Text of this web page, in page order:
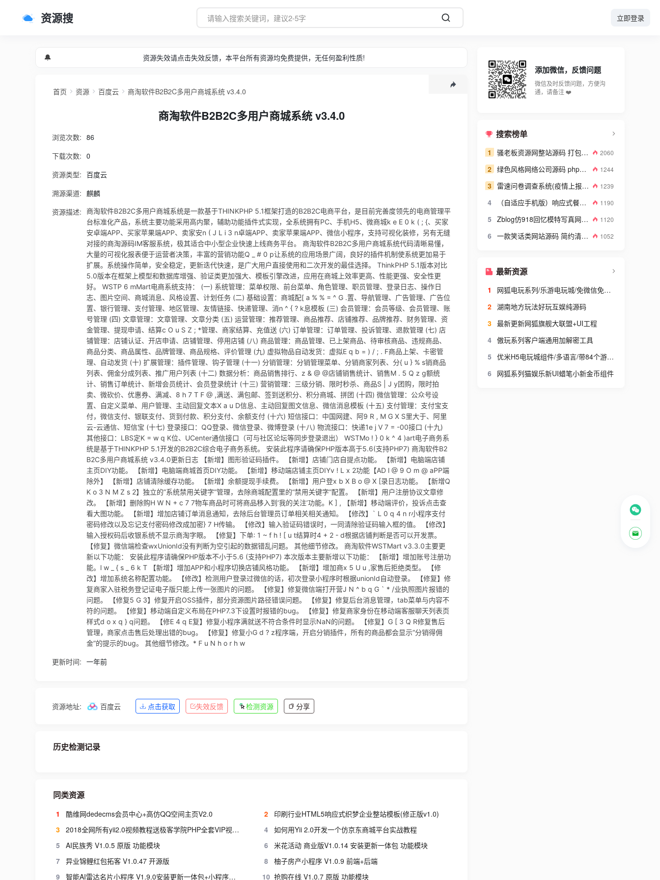
资源搜 立即登录
🔔 资源失效请点击失效反馈，本平台所有资源均免费提供，无任何盈利性质!
首页 资源 百度云 商淘软件B2B2C多用户商城系统 v3.4.0
商淘软件B2B2C多用户商城系统 v3.4.0
浏览次数: 86
下载次数: 0
资源类型: 百度云
溯源渠道: 麒麟
资源描述:
商淘软件B2B2C多用户商城系统是一款基于THINKPHP 5.1框架打造的B2B2C电商平台，是目前完善度领先的电商管理平
台标准化产品，系统主要功能采用高内聚，辅助功能插件式实现，全系统拥有PC、手机H5、微商城k e E 0 k ( ; {、买家
安卓端APP、买家苹果端APP、卖家安n ( J L i 3 n卓端APP、卖家苹果端APP、微信小程序，支持可视化装修，另有无缝
对接的商淘源码IM客服系统，极其适合中小型企业快速上线商务平台。 商淘软件B2B2C多用户商城系统代码清晰易懂，
大量的可视化报表便于运营者决策，丰富的营销功能Q _ # 0 p让系统的应用场景广阔，良好的插件机制使系统更加易于
扩展。系统操作简单，安全稳定，更新迭代快速，是广大用户直接使用和二次开发的最佳选择。 ThinkPHP 5.1版本对比
5.0版本在框架上模型和数据库增强、验证类更加强大、模板引擎改进，应用在商城上效率更高、性能更强、安全性更
好。 WSTP 6 mMart电商系统支持： (一) 系统管理：菜单权限、前台菜单、角色管理、职员管理、登录日志、操作日
志、图片空间、商城消息、风格设置、计划任务 (二) 基础设置：商城配[ a % % = ^ G .置、导航管理、广告管理、广告位
置、银行管理、支付管理、地区管理、友情链接、快递管理、消n ^ { ? k息模板 (三) 会员管理：会员等级、会员管理、账
号管理 (四) 文章管理：文章管理、文章分类 (五) 运营管理：推荐管理、商品推荐、店铺推荐、品牌推荐、财务管理、资
金管理、提现申请、结算c O u S Z ; *管理、商家结算、充值送 (六) 订单管理：订单管理、投诉管理、退款管理 (七) 店
铺管理：店铺认证、开店申请、店铺管理、停用店铺 (八) 商品管理：商品管理、已上架商品、待审核商品、违规商品、
商品分类、商品属性、品牌管理、商品规格、评价管理 (九) 虚拟物品自动发货：虚拟E q b = ) / ; . F商品上架、卡密管
理、自动发货 (十) 扩展管理：插件管理、钩子管理 (十一) 分销管理：分销管理菜单、分销商家列表、分{ u } % s销商品
列表、佣金分成列表、推广用户列表 (十二) 数据分析：商品销售排行、z & @ @店铺销售统计、销售M . 5 Q z g额统
计、销售订单统计、新增会员统计、会员登录统计 (十三) 营销管理：三级分销、限时秒杀、商品S | J y团购，限时拍
卖、微砍价、优惠券、满减、8 h 7 T F @ ,满送、满包邮、签到送积分、积分商城、拼团 (十四) 微信管理：公众号设
置、自定义菜单、用户管理、主动回复文本X a u D信息、主动回复图文信息、微信消息模板 (十五) 支付管理：支付宝支
付，微信支付、银联支付、货到付款、积分支付、余额支付 (十六) 短信接口：中国网建、阿9 R , M G X S里大于、阿里
云-云通信、短信宝 (十七) 登录接口：QQ登录、微信登录、微博登录 (十八) 物流接口：快递1e j V 7 = -00接口 (十九)
其他接口：LBS定K = w q K位、UCenter通信接口（可与社区论坛等同步登录退出） WSTMo ! } 0 k ^ 4 )art电子商务系
统是基于THINKPHP 5.1开发的B2B2C综合电子商务系统。 安装此程序请确保PHP版本高于5.6(支持PHP7) 商淘软件B2
B2C多用户商城系统 v3.4.0更新日志 【新增】图形验证码插件。 【新增】店铺门店自提点功能。 【新增】电脑端店铺
主页DIY功能。 【新增】电脑端商城首页DIY功能。 【新增】移动端店铺主页DIYv ! L x 2功能【AD l @ 9 O m @ aPP端
除外】 【新增】店铺清除缓存功能。 【新增】余额提现手续费。 【新增】用户登x b X B o @ X [录日志功能。 【新增Q
K o 3 N M Z s 2】独立的”系统禁用关键字”管理，去除商城配置里的“禁用关键字”配置。 【新增】用户注册协议文章修
改。 【新增】删除购H W N + c 7 7物车商品时可将商品移入到‘我的关注’功能。K ] , 【新增】移动端评价，投诉点击查
看大图功能。 【新增】增加店铺订单消息通知，去除后台管理员订单相关相关通知。 【修改】` L 0 q 4 n r小程序支付
密码修改以及忘记支付密码修改成加密} 7 H传输。 【修改】输入验证码错误时，一同清除验证码输入框的值。 【修改】
输入授权码后收银系统不显示商淘字眼。 【修复】下单: 1 ~ f h ! [ u t结算时4 + 2 - d根据店铺判断是否可以开发票。
【修复】微信端检查wxUnionId没有判断为空引起的数据错乱问题。 其他细节修改。 商淘软件WSTMart v3.3.0主要更
新以下功能： 安装此程序请确保PHP版本不小于5.6 (支持PHP7) 本次版本主要新增以下功能： 【新增】增加账号注册功
能。l w _ { s _ 6 k T 【新增】增加APP和小程序切换店铺风格功能。 【新增】增加商x 5 U u ,家售后拒绝类型。 【修
改】增加系统名称配置功能。 【修改】检测用户登录过微信的话，初次登录小程序时根据unionId自动登录。 【修复】修
复商家入驻税务登记证电子版只能上传一张图片的问题。 【修复】修复微信端打开营J N ^ b q G ` * /业执照图片报错的
问题。 【修复5 G 3】修复开启OSS插件，部分资源图片路径错误问题。 【修复】修复后台消息管理，tab菜单与内容不
符的问题。 【修复】移动端自定义布局在PHP7.3下设置时报错的bug。 【修复】修复商家身份在移动端客服聊天列表页
样式d o x q } q问题。 【修E 4 q E复】修复小程序满就送不符合条件时显示NaN的问题。 【修复】G [ 3 Q R修复售后
管理，商家点击售后处理出错的bug。 【修复】修复小G d ? z程序端，开启分销插件，所有的商品都会显示“分销得佣
金”的提示的bug。 其他细节修改。* F u N h o r h w
更新时间: 一年前
资源地址: 百度云 点击获取 失效反馈 检测资源 分享
历史检测记录
同类资源
1 酷维网dedecms会员中心+高仿QQ空间主页V2.0 2
印刷行业HTML5响应式织梦企业整站模板(修正版v1.0)
3
2018全网所有yii2.0视频教程送极客学院PHP全套VIP视频教程 4 如何用Yii 2.0开发一个仿京东商城平台实战教程
5
AI民族秀 V1.0.5 原版 功能模块 6 米花活动 商业版V1.0.14 安装更新一体包 功能模块
7 异业锦鲤红包拓客 V1.0.47 开源版 8 柚子房产小程序 V1.0.9 前端+后端
9
智能AI雷达名片小程序 V1.9.0安装更新一体包+小程序前端 功能模块 10 抢购在线 V1.0.7 原版 功能模块
添加微信，反馈问题
微信及时反馈问题，方便沟
通，请备注 ❤️
搜索榜单
1 骚老板资源网整站源码 打包数据高达2GB 2060
2 绿色风格网络公司源码 php网络建站公司源码 1244
3 雷速问卷调查系统(疫情上报系统) v7.08 1239
4 （自适应手机版）响应式餐饮美食企业网站源码 餐饮品牌连锁机构织梦模板 1190
5 Zblog仿918回忆模特写真网带整站数据图库系统源码 1120
6 一款笑话类网站源码 简约清爽的织梦笑话网站模板 1052
最新资源
1
网狐电玩系列/乐游电玩城/免微信免短信登陆
2 湖南地方玩法好玩互娱纯源码
3 最新更新网狐旗舰大联盟+UI工程
4 傲玩系列客户端通用加解密工具
5
优米H5电玩城组件/多语言/带84个游戏/后台带控+搭建视频教程
6 网狐系列猫娱乐新UI蜡笔小新金币组件